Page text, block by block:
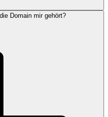
Domain mir gehört?